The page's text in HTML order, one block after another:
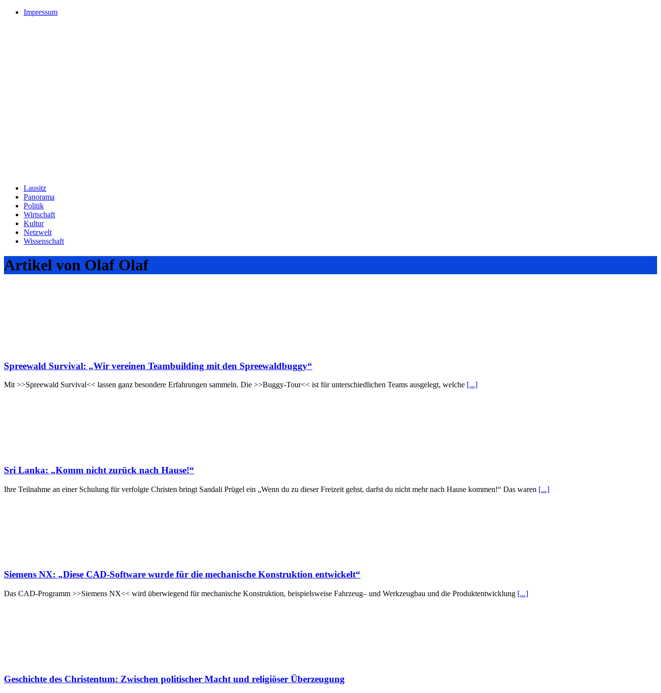
Impressum
Lausitz
Panorama
Politik
Wirtschaft
Kultur
Netzwelt
Wissenschaft
Artikel von Olaf Olaf
Spreewald Survival: „Wir vereinen Teambuilding mit den Spreewaldbuggy“
Mit >>Spreewald Survival<< lassen ganz besondere Erfahrungen sammeln. Die >>Buggy-Tour<< ist für unterschiedlichen Teams ausgelegt, welche [...]
Sri Lanka: „Komm nicht zurück nach Hause!“
Ihre Teilnahme an einer Schulung für verfolgte Christen bringt Sandali Prügel ein „Wenn du zu dieser Freizeit gehst, darfst du nicht mehr nach Hause kommen!“ Das waren [...]
Siemens NX: „Diese CAD-Software wurde für die mechanische Konstruktion entwickelt“
Das CAD-Programm >>Siemens NX<< wird überwiegend für mechanische Konstruktion, beispielsweise Fahrzeug– und Werkzeugbau und die Produktentwicklung [...]
Geschichte des Christentum: Zwischen politischer Macht und religiöser Überzeugung